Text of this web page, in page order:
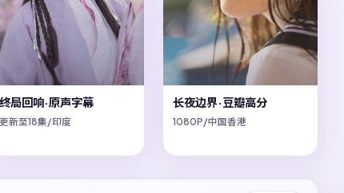
终局回响·原声字幕
更新至18集/印度
长夜边界·豆瓣高分
1080P/中国香港